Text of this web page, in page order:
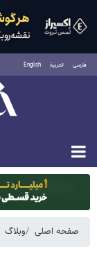
فارسی العربية English
صفحه اصلی وبلاگ